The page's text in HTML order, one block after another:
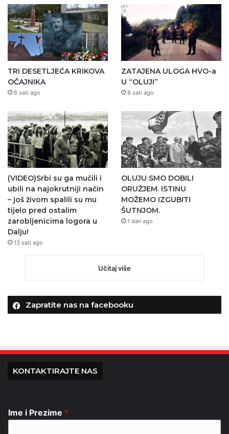
TRI DESETLJEĆA KRIKOVA
OČAJNIKA
6 sati ago
ZATAJENA ULOGA HVO-a
U “OLUJI”
8 sati ago
(VIDEO)Srbi su ga mučili i
ubili na najokrutniji način
– još živom spalili su mu
tijelo pred ostalim
zarobljenicima logora u
Dalju!
13 sati ago
OLUJU SMO DOBILI
ORUŽJEM. ISTINU
MOŽEMO IZGUBITI
ŠUTNJOM.
1 dan ago
Učitaj više
Zapratite nas na facebooku
KONTAKTIRAJTE NAS
Ime i Prezime *